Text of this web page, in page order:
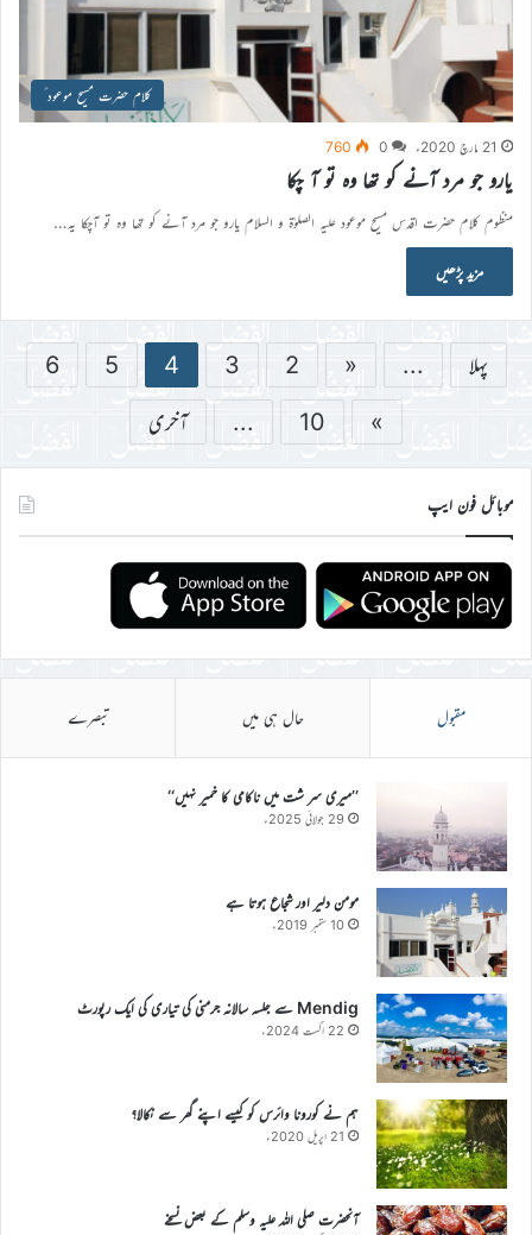
کلام حضرت مسیح موعود ؑ
21 مارچ 2020ء 0
760
یارو جو مرد آنے کو تھا وہ تو آ چکا
منظوم کلام حضرت اقدس مسیح موعود علیہ الصلوٰۃ و السلام یارو جو مرد آنے کو تھا وہ تو آچکا یہ…
مزید پڑھیں
پہلا ...
«
2
3
4
5
6
»
10
... آخری
موبائل فون ایپ
مقبول حال ہی میں تبصرے
’’میری سر شت میں ناکامی کا خمیر نہیں‘‘
29 جولائی 2025ء
مومن دلیر اور شجاع ہوتا ہے
10 ستمبر 2019ء
Mendig سے جلسہ سالانہ جرمنی کی تیاری کی ایک رپورٹ
22 اگست 2024ء
ہم نے کورونا وائرس کو کیسے اپنے گھر سے نکالا؟
21 اپریل 2020ء
آنحضرت صلی اللہ علیہ وسلم کے بعض نسخے